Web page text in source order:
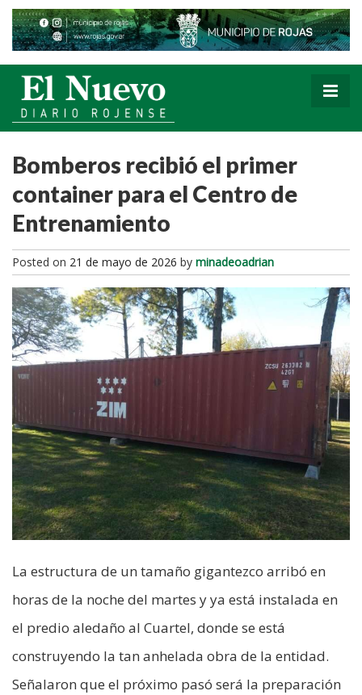
Bomberos recibió el primer
container para el Centro de
Entrenamiento
Posted on 21 de mayo de 2026 by minadeoadrian
La estructura de un tamaño gigantezco arribó en
horas de la noche del martes y ya está instalada en
el predio aledaño al Cuartel, donde se está
construyendo la tan anhelada obra de la entidad.
Señalaron que el próximo pasó será la preparación